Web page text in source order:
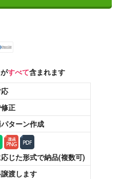
すべて含まれます
正
ターン作成
じた形式で納品(複数可)
渡します